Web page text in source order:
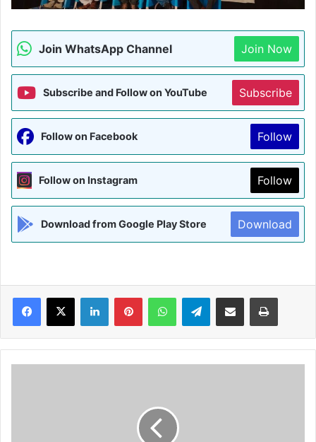
Join WhatsApp Channel Join Now
Subscribe and Follow on YouTube Subscribe
Follow on Facebook Follow
Follow on Instagram Follow
Download from Google Play Store Download
Facebook
X LinkedInPinterestWhatsAppTelegramShare via Email Print